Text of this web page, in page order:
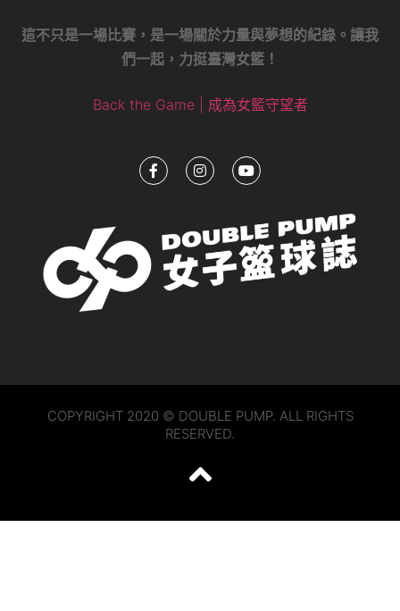
這不只是一場比賽，是一場關於力量與夢想的紀錄。讓我
們一起，力挺臺灣女籃！
Back the Game | 成為女籃守望者
COPYRIGHT 2020 © DOUBLE PUMP. ALL RIGHTS
RESERVED.